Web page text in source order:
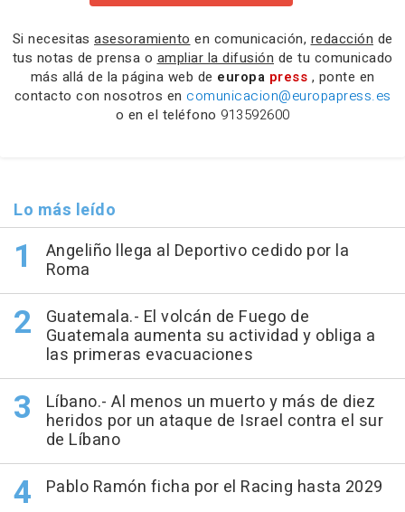
Si necesitas asesoramiento en comunicación, redacción de
tus notas de prensa o ampliar la difusión de tu comunicado
más allá de la página web de europa press , ponte en
contacto con nosotros en comunicacion@europapress.es
o en el teléfono 913592600
Lo más leído
Angeliño llega al Deportivo cedido por la
Roma
Guatemala.- El volcán de Fuego de
Guatemala aumenta su actividad y obliga a
las primeras evacuaciones
Líbano.- Al menos un muerto y más de diez
heridos por un ataque de Israel contra el sur
de Líbano
Pablo Ramón ficha por el Racing hasta 2029